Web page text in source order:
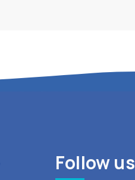
Follow us